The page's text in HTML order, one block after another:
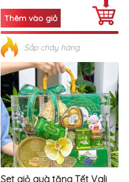
Sắp cháy hàng
Set giỏ quà tặng Tết Vali